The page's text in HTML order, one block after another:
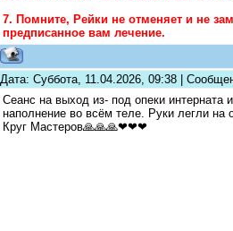
7. Помните, Рейки не отменяет и не
предписанное вам лечение.
Дата: Суббота, 11.04.2026, 09:38 |
Сеанс на выход из- под опеки интерната
наполнение во всём теле. Руки легли на
Круг Мастеров🙏🙏🙏❤❤❤